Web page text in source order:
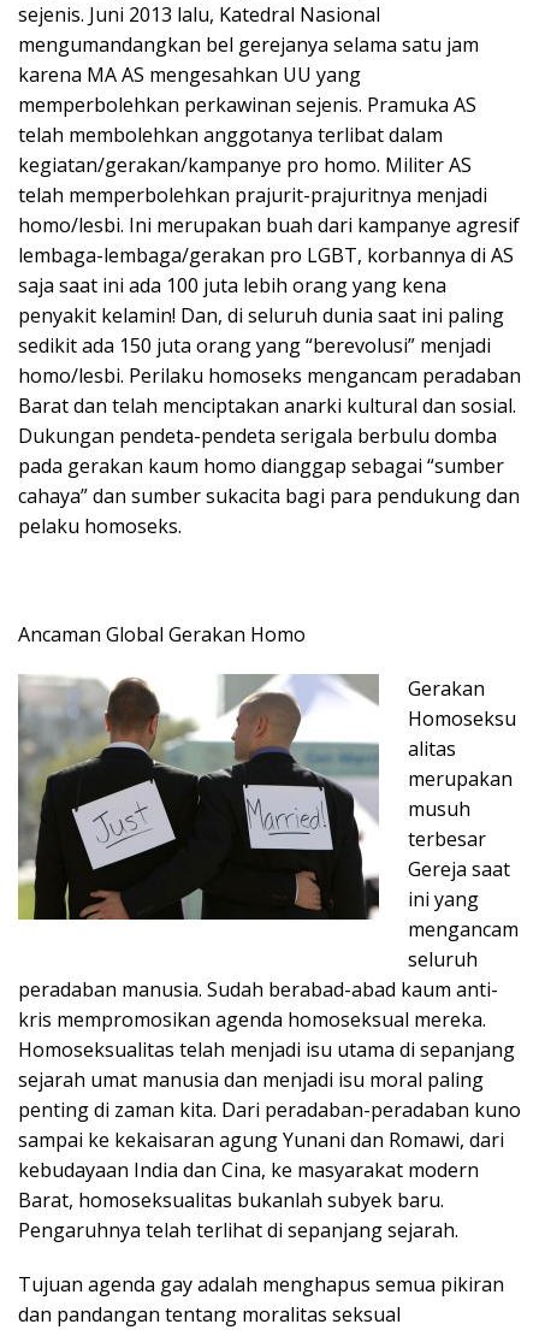
sejenis. Juni 2013 lalu, Katedral Nasional
mengumandangkan bel gerejanya selama satu jam
karena MA AS mengesahkan UU yang
memperbolehkan perkawinan sejenis. Pramuka AS
telah membolehkan anggotanya terlibat dalam
kegiatan/gerakan/kampanye pro homo. Militer AS
telah memperbolehkan prajurit-prajuritnya menjadi
homo/lesbi. Ini merupakan buah dari kampanye agresif
lembaga-lembaga/gerakan pro LGBT, korbannya di AS
saja saat ini ada 100 juta lebih orang yang kena
penyakit kelamin! Dan, di seluruh dunia saat ini paling
sedikit ada 150 juta orang yang “berevolusi” menjadi
homo/lesbi. Perilaku homoseks mengancam peradaban
Barat dan telah menciptakan anarki kultural dan sosial.
Dukungan pendeta-pendeta serigala berbulu domba
pada gerakan kaum homo dianggap sebagai “sumber
cahaya” dan sumber sukacita bagi para pendukung dan
pelaku homoseks.
Ancaman Global Gerakan Homo
Gerakan
Homoseksu
alitas
merupakan
musuh
terbesar
Gereja saat
ini yang
mengancam
seluruh
peradaban manusia. Sudah berabad-abad kaum anti-
kris mempromosikan agenda homoseksual mereka.
Homoseksualitas telah menjadi isu utama di sepanjang
sejarah umat manusia dan menjadi isu moral paling
penting di zaman kita. Dari peradaban-peradaban kuno
sampai ke kekaisaran agung Yunani dan Romawi, dari
kebudayaan India dan Cina, ke masyarakat modern
Barat, homoseksualitas bukanlah subyek baru.
Pengaruhnya telah terlihat di sepanjang sejarah.
Tujuan agenda gay adalah menghapus semua pikiran
dan pandangan tentang moralitas seksual